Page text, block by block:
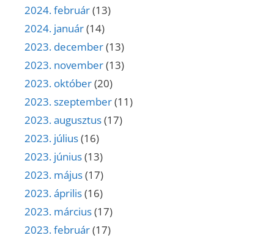
2024. február(13)
2024. január(14)
2023. december(13)
2023. november(13)
2023. október(20)
2023. szeptember(11)
2023. augusztus(17)
2023. július(16)
2023. június(13)
2023. május(17)
2023. április(16)
2023. március(17)
2023. február(17)